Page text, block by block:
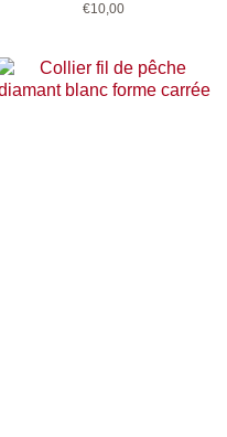
Prix
€10,00